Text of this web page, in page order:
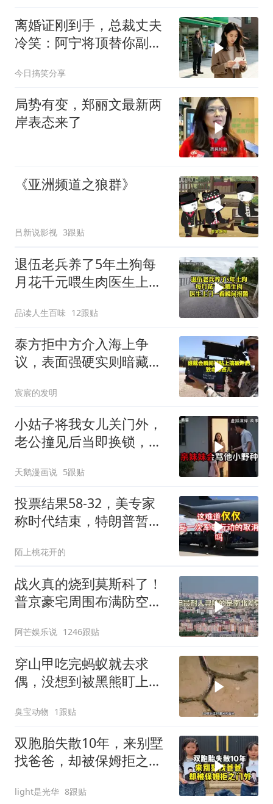
离婚证刚到手，总裁丈夫
冷笑：阿宁将顶替你副总
今日搞笑分享
局势有变，郑丽文最新两
岸表态来了
《亚洲频道之狼群》
吕新说影视 3跟贴
退伍老兵养了5年土狗每
月花千元喂生肉医生上门
品读人生百味 12跟贴
泰方拒中方介入海上争
议，表面强硬实则暗藏玄
宸宸的发明
小姑子将我女儿关门外，
老公撞见后当即换锁，将
天鹅漫画说 5跟贴
投票结果58-32，美专家
称时代结束，特朗普暂不
陌上桃花开的
战火真的烧到莫斯科了！
普京豪宅周围布满防空
阿芒娱乐说 1246跟贴
穿山甲吃完蚂蚁就去求
偶，没想到被黑熊盯上
臭宝动物 1跟贴
双胞胎失散10年，来别墅
找爸爸，却被保姆拒之门
light是光华 8跟贴